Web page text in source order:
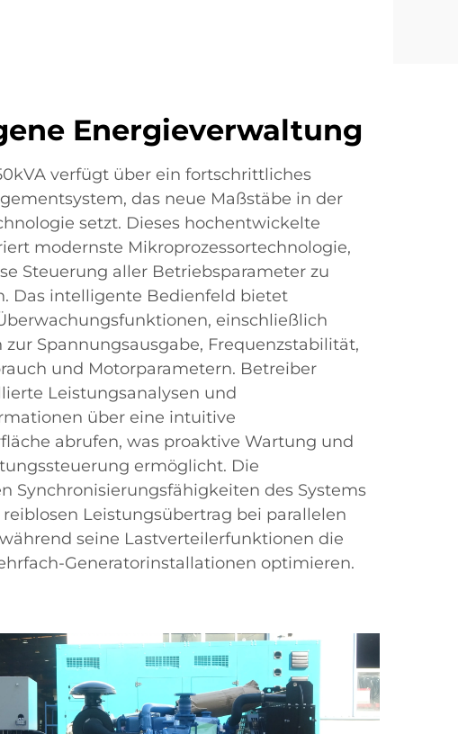
Energieverwaltung
verfügt über ein fortschrittliches
das neue Maßstäbe in der
setzt. Dieses hochentwickelte
modernste Mikroprozessortechnologie,
Steuerung aller Betriebsparameter zu
Das intelligente Bedienfeld bietet
einschließlich
zur Spannungsausgabe, Frequenzstabilität,
und Motorparametern. Betreiber
Leistungsanalysen und
über eine intuitive
abrufen, was proaktive Wartung und
ermöglicht. Die
Synchronisierungsfähigkeiten des Systems
Leistungsübertrag bei parallelen
seine Lastverteilerfunktionen die
Generatorinstallationen optimieren.